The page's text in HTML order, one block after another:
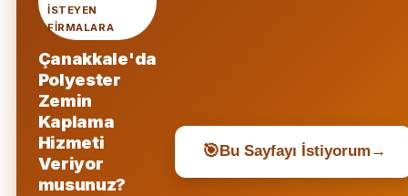
ISTEYEN
FIRMALARA
Çanakkale'da
Polyester
Zemin
Kaplama
Hizmeti
Veriyor
musunuz?
🎯 Bu Sayfayı İstiyorum →